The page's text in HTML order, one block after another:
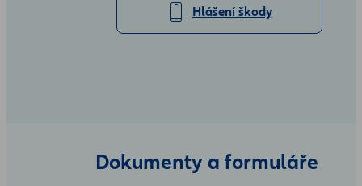
Hlášení škody
Dokumenty a formuláře